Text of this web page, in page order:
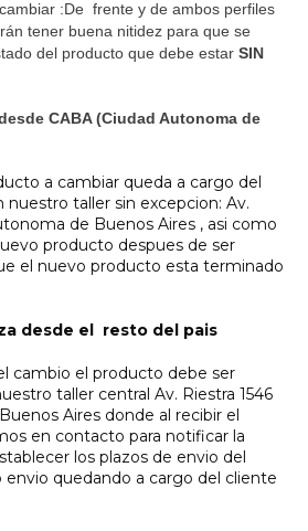
:De frente y de ambos perfiles
tener buena nitidez para que se
del producto que debe estar SIN
CABA (Ciudad Autonoma de
a cambiar queda a cargo del
nuestro taller sin excepcion: Av.
de Buenos Aires , asi como
producto despues de ser
el nuevo producto esta terminado
desde el resto del pais
cambio el producto debe ser
taller central Av. Riestra 1546
Aires donde al recibir el
en contacto para notificar la
los plazos de envio del
quedando a cargo del cliente